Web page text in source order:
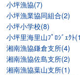
小坪漁協(7)
小坪漁業協同組合(2)
小坪小学校(8)
小坪里海里山ﾌﾟﾛｼﾞｪｸﾄ
湘南漁協鎌倉支所(4)
湘南漁協佐島支所(2)
湘南漁協葉山支所(1)